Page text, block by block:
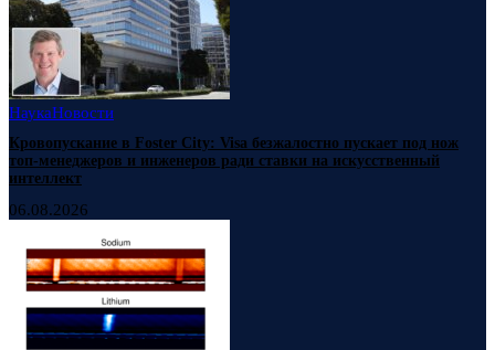
НаукаНовости
Кровопускание в Foster City: Visa безжалостно пускает под нож
топ-менеджеров и инженеров ради ставки на искусственный
интеллект
06.08.2026